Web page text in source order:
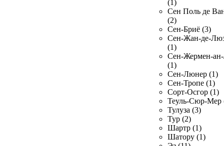
(1)
Сен Поль де
(2)
Сен-Бриё (3)
Сен-Жан-де-
(1)
Сен-Жермен-
(1)
Сен-Люнер (1)
Сен-Тропе (1)
Сорт-Осгор (1)
Теуль-Сюр-Мер
Тулуза (3)
Тур (2)
Шартр (1)
Шатору (1)